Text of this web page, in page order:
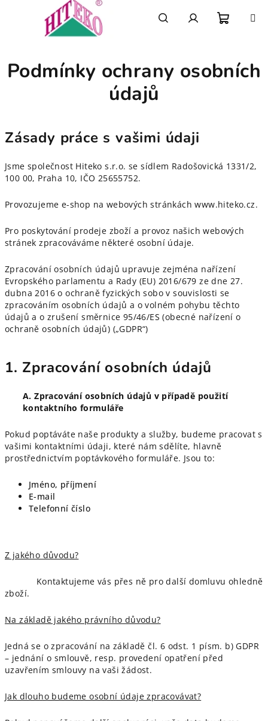
košík
Podmínky ochrany osobních
údajů
Zásady práce s vašimi údaji
Jsme společnost Hiteko s.r.o. se sídlem Radošovická 1331/2,
100 00, Praha 10, IČO 25655752.
Provozujeme e-shop na webových stránkách www.hiteko.cz.
Pro poskytování prodeje zboží a provoz našich webových
stránek zpracováváme některé osobní údaje.
Zpracování osobních údajů upravuje zejména nařízení
Evropského parlamentu a Rady (EU) 2016/679 ze dne 27.
dubna 2016 o ochraně fyzických sobo v souvislosti se
zpracováním osobních údajů a o volném pohybu těchto
údajů a o zrušení směrnice 95/46/ES (obecné nařízení o
ochraně osobních údajů) („GDPR“)
1. Zpracování osobních údajů
A. Zpracování osobních údajů v případě použití
kontaktního formuláře
Pokud poptáváte naše produkty a služby, budeme pracovat s
vašimi kontaktními údaji, které nám sdělíte, hlavně
prostřednictvím poptávkového formuláře. Jsou to:
Jméno, příjmení
E-mail
Telefonní číslo
Z jakého důvodu?
Kontaktujeme vás přes ně pro další domluvu ohledně
zboží.
Na základě jakého právního důvodu?
Jedná se o zpracování na základě čl. 6 odst. 1 písm. b) GDPR
– jednání o smlouvě, resp. provedení opatření před
uzavřením smlouvy na vaši žádost.
Jak dlouho budeme osobní údaje zpracovávat?